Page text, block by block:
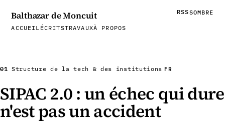
Balthazar de Moncuit
ACCUEIL ÉCRITSTRAVAUXÀ PROPOS
RSSSOMBRE
01 Structure de la tech & des institutions FR
SIPAC 2.0 : un échec qui dure
n'est pas un accident